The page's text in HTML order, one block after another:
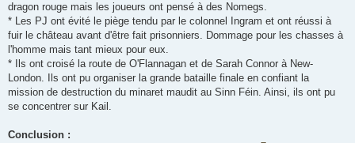
dragon rouge mais les joueurs ont pensé à des Nomegs.
* Les PJ ont évité le piège tendu par le colonnel Ingram et ont réussi à
fuir le château avant d'être fait prisonniers. Dommage pour les chasses à
l'homme mais tant mieux pour eux.
* Ils ont croisé la route de O'Flannagan et de Sarah Connor à New-
London. Ils ont pu organiser la grande bataille finale en confiant la
mission de destruction du minaret maudit au Sinn Féin. Ainsi, ils ont pu
se concentrer sur Kail.
Conclusion :